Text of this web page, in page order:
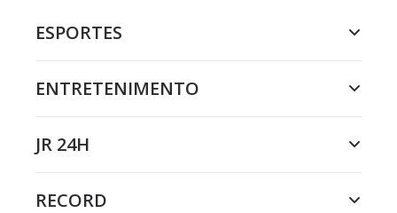
ESPORTES
ENTRETENIMENTO
JR 24H
RECORD